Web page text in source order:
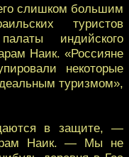
слишком большим
туристов
индийского
Наик. «Россияне
некоторые
туризмом»,
в защите, —
Наик. — Мы не